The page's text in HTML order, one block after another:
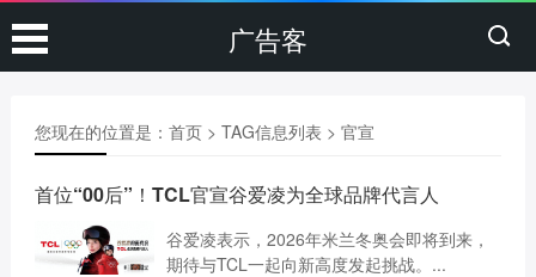
广告客
您现在的位置是： 首页> TAG信息列表 > 官宣
首位“00后”！TCL官宣谷爱凌为全球品牌代言人
谷爱凌表示，2026年米兰冬奥会即将到来，
期待与TCL一起向新高度发起挑战。...